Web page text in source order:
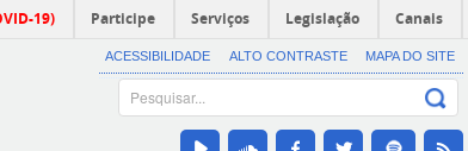
19) Participe Serviços Legislação Canais
ACESSIBILIDADE ALTO CONTRASTE MAPA DO SITE